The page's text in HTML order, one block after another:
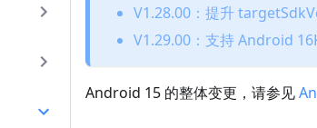
V1.28.00：提升
V1.29.00：支持 Android
Android 15 的整体变更，请参见